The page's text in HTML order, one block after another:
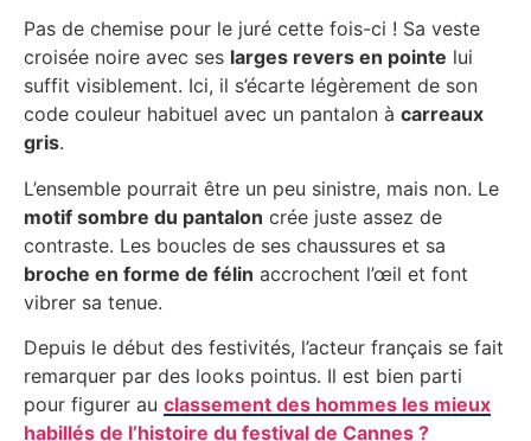
Pas de chemise pour le juré cette fois-ci ! Sa veste
croisée noire avec ses larges revers en pointe lui
suffit visiblement. Ici, il s’écarte légèrement de son
code couleur habituel avec un pantalon à carreaux
gris.
L’ensemble pourrait être un peu sinistre, mais non. Le
motif sombre du pantalon crée juste assez de
contraste. Les boucles de ses chaussures et sa
broche en forme de félin accrochent l’œil et font
vibrer sa tenue.
Depuis le début des festivités, l’acteur français se fait
remarquer par des looks pointus. Il est bien parti
pour figurer au classement des hommes les mieux
habillés de l’histoire du festival de Cannes ?